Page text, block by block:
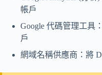
帳戶
Google 代碼管理工具
戶
網域名稱供應商：將